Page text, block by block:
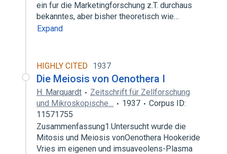
ein fur die Marketingforschung z.T. durchaus
bekanntes, aber bisher theoretisch wie…
Expand
HIGHLY CITED 1937
Die Meiosis von Oenothera I
H. Marquardt
Zeitschrift für Zellforschung
und Mikroskopische…
1937
Corpus ID:
11571755
Zusammenfassung1.Untersucht wurde die
Mitosis und Meiosis vonOenothera Hookeride
Vries im eigenen und imsuaveolens-Plasma